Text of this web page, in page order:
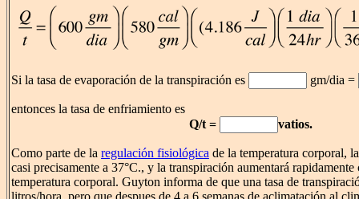
Si la tasa de evaporación de la transpiración es gm/dia =
entonces la tasa de enfriamiento es
Q/t =
vatios.
Como parte de la regulación fisiológica de la temperatura corporal,
casi precisamente a 37°C., y la transpiración aumentará
temperatura corporal. Guyton informa de que una tasa de